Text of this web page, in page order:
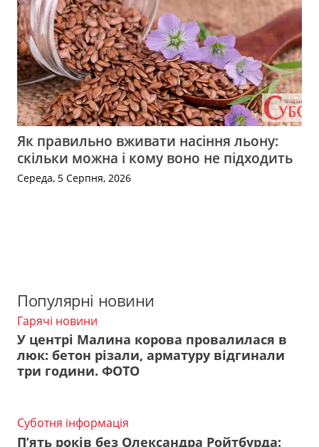
Як правильно вживати насіння льону:
скільки можна і кому воно не підходить
Середа, 5 Серпня, 2026
Популярні новини
Гарячі новини
У центрі Малина корова провалилася в
люк: бетон різали, арматуру відгинали
три години. ФОТО
Суботня інформація
П’ять років без Олександра Ройтбурда: